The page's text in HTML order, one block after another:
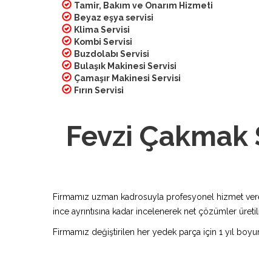
Tamir, Bakım ve Onarım Hizmeti
Beyaz eşya servisi
Klima Servisi
Kombi Servisi
Buzdolabı Servisi
Bulaşık Makinesi Servisi
Çamaşır Makinesi Servisi
Fırın Servisi
Fevzi Çakmak
Firmamız uzman kadrosuyla profesyonel hizmet
ince ayrıntısına kadar incelenerek net çözümler
Firmamız değiştirilen her yedek parça için 1 yıl